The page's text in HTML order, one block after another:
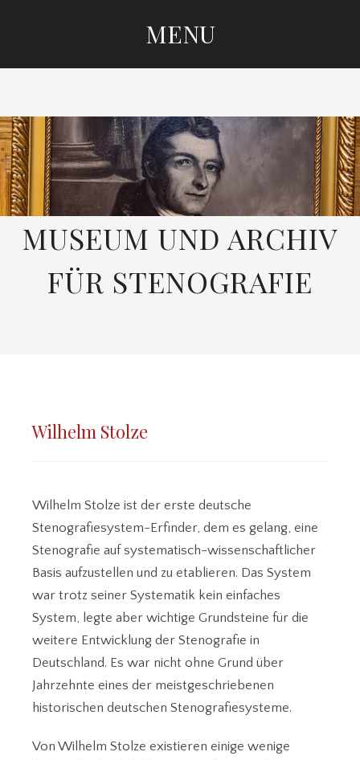
MENU
CONTENT
MUSEUM UND ARCHIV
FÜR STENOGRAFIE
Wilhelm Stolze
Wilhelm Stolze ist der erste deutsche
Stenografiesystem-Erfinder, dem es gelang, eine
Stenografie auf systematisch-wissenschaftlicher
Basis aufzustellen und zu etablieren. Das System
war trotz seiner Systematik kein einfaches
System, legte aber wichtige Grundsteine für die
weitere Entwicklung der Stenografie in
Deutschland. Es war nicht ohne Grund über
Jahrzehnte eines der meistgeschriebenen
historischen deutschen Stenografiesysteme.
Von Wilhelm Stolze existieren einige wenige